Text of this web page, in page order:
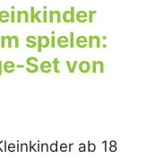
spielen:
Set von
ab 18